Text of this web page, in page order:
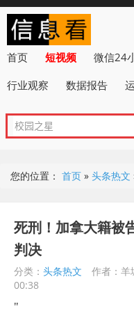
首页 短视频 微信24
行业观察
数据报告
您的位置： 首页 » 头条热文
死刑！加拿大籍被
判决
分类： 头条热文 作者：羊
00:38
"